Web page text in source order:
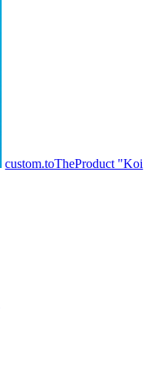
custom.toTheProduct "Koi